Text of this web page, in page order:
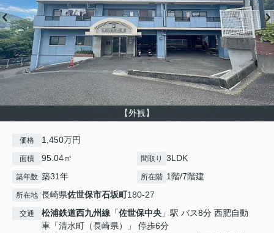
【外観】
価格 1,450万円
面積 95.04㎡ 間取り 3LDK
築年数 築31年 所在階 1階/7階建
所在地 長崎県佐世保市石坂町180-27
交通 松浦鉄道西九州線 「佐世保中央 」駅 バス8分 西肥自動
車「清水町（長崎県）」 停歩6分